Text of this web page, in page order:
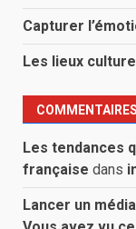
Capturer
Les lieux
Les tendances
française dans
Lancer un